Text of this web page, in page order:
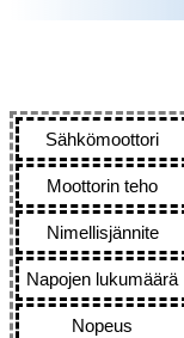
Sähkömoottori
Moottorin teho
Nimellisjännite
Napojen lukumäärä
Nopeus